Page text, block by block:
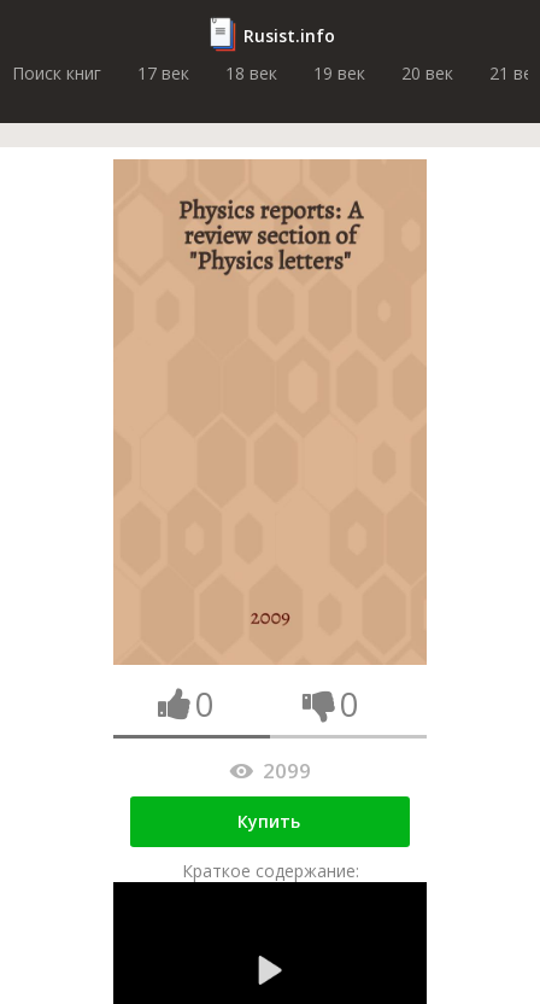
Rusist.info
Поиск книг
17 век 18 век 19 век 20 век 21 век
0 0
2099
Купить
Краткое содержание: